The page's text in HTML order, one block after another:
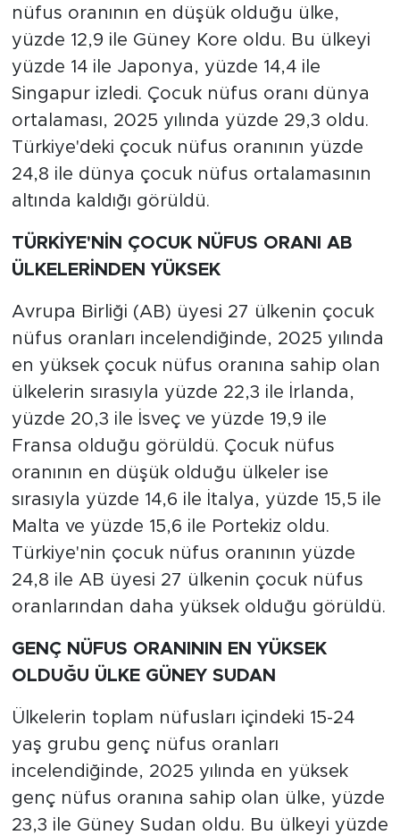
nüfus oranının en düşük olduğu ülke,
yüzde 12,9 ile Güney Kore oldu. Bu ülkeyi
yüzde 14 ile Japonya, yüzde 14,4 ile
Singapur izledi. Çocuk nüfus oranı dünya
ortalaması, 2025 yılında yüzde 29,3 oldu.
Türkiye'deki çocuk nüfus oranının yüzde
24,8 ile dünya çocuk nüfus ortalamasının
altında kaldığı görüldü.
TÜRKİYE'NİN ÇOCUK NÜFUS ORANI AB
ÜLKELERİNDEN YÜKSEK
Avrupa Birliği (AB) üyesi 27 ülkenin çocuk
nüfus oranları incelendiğinde, 2025 yılında
en yüksek çocuk nüfus oranına sahip olan
ülkelerin sırasıyla yüzde 22,3 ile İrlanda,
yüzde 20,3 ile İsveç ve yüzde 19,9 ile
Fransa olduğu görüldü. Çocuk nüfus
oranının en düşük olduğu ülkeler ise
sırasıyla yüzde 14,6 ile İtalya, yüzde 15,5 ile
Malta ve yüzde 15,6 ile Portekiz oldu.
Türkiye'nin çocuk nüfus oranının yüzde
24,8 ile AB üyesi 27 ülkenin çocuk nüfus
oranlarından daha yüksek olduğu görüldü.
GENÇ NÜFUS ORANININ EN YÜKSEK
OLDUĞU ÜLKE GÜNEY SUDAN
Ülkelerin toplam nüfusları içindeki 15-24
yaş grubu genç nüfus oranları
incelendiğinde, 2025 yılında en yüksek
genç nüfus oranına sahip olan ülke, yüzde
23,3 ile Güney Sudan oldu. Bu ülkeyi yüzde